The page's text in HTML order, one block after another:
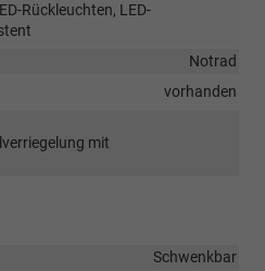
Rückleuchten, LED-
Notrad
vorhanden
mit
Schwenkbar